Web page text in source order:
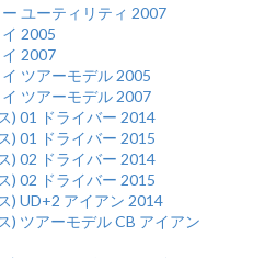
ユーティリティ 2007
2005
イ 2007
ツアーモデル 2005
ツアーモデル 2007
) 01 ドライバー 2014
) 01 ドライバー 2015
) 02 ドライバー 2014
) 02 ドライバー 2015
) UD+2 アイアン 2014
) ツアーモデル CB アイアン